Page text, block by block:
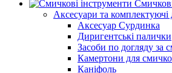
Аксесуари та
Аксесуар Сурдинка
Диригентські палички
Засоби по догляду за
Камертони для
Каніфоль